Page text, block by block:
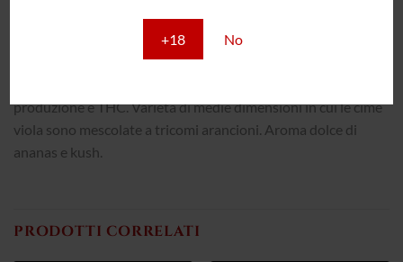
+18 No
produzione e THC. Varietà di medie dimensioni in cui le cime
viola sono mescolate a tricomi arancioni. Aroma dolce di
ananas e kush.
PRODOTTI CORRELATI